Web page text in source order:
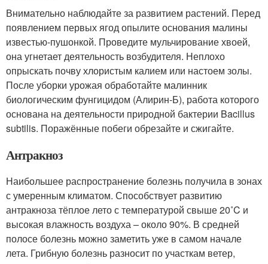
Внимательно наблюдайте за развитием растений. Перед
появлением первых ягод опылите основания малины
известью-пушонкой. Проведите мульчирование хвоей,
она угнетает деятельность возбудителя. Неплохо
опрыскать почву хлористым калием или настоем золы.
После уборки урожая обработайте малинник
биологическим фунгицидом (Алирин-Б), работа которого
основана на деятельности природной бактерии Bacillus
subtilis. Поражённые побеги обрезайте и сжигайте.
Антракноз
Наибольшее распространение болезнь получила в зонах
с умеренным климатом. Способствует развитию
антракноза тёплое лето с температурой свыше 20˚C и
высокая влажность воздуха – около 90%. В средней
полосе болезнь можно заметить уже в самом начале
лета. Грибную болезнь разносит по участкам ветер,